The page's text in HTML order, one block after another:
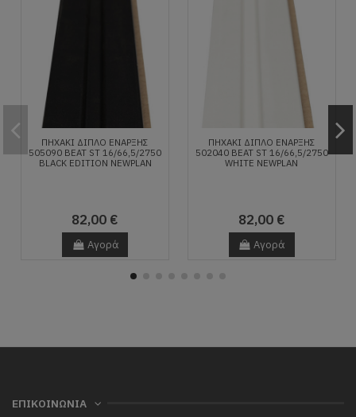
ΠΗΧΑΚΙ ΔΙΠΛΟ ΕΝΑΡΞΗΣ
505090 BEAT ST 16/66,5/2750
BLACK EDITION NEWPLAN
82,00 €
Αγορά
ΠΗΧΑΚΙ ΔΙΠΛΟ ΕΝΑΡΞΗΣ
502040 BEAT ST 16/66,5/2750
WHITE NEWPLAN
82,00 €
Αγορά
ΕΠΙΚΟΙΝΩΝΙΑ